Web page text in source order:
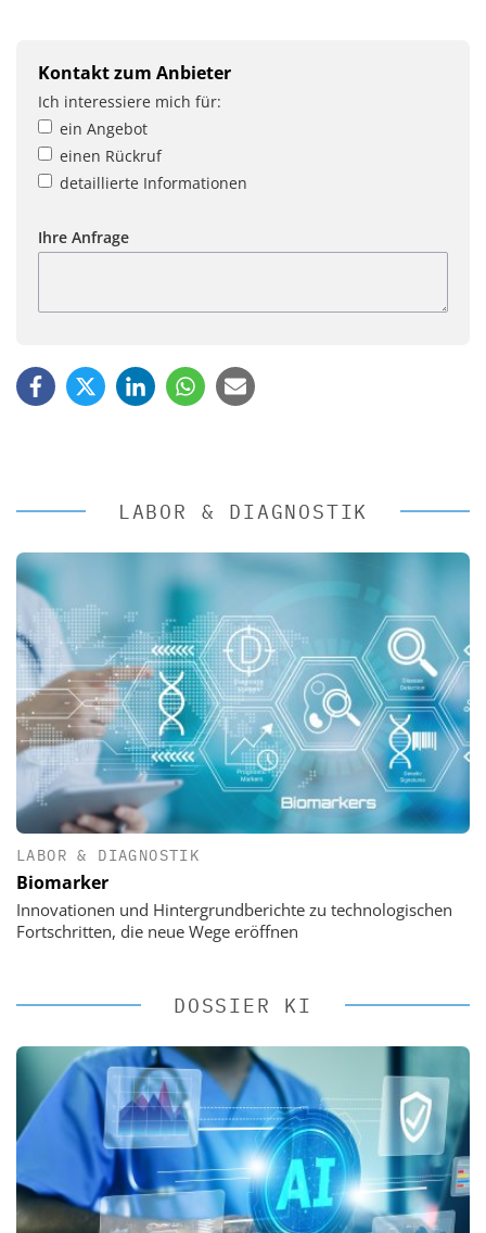
Kontakt zum Anbieter
Ich interessiere mich für:
ein Angebot
einen Rückruf
detaillierte Informationen
Ihre Anfrage
LABOR & DIAGNOSTIK
LABOR & DIAGNOSTIK
Biomarker
Innovationen und Hintergrundberichte zu technologischen
Fortschritten, die neue Wege eröffnen
DOSSIER KI